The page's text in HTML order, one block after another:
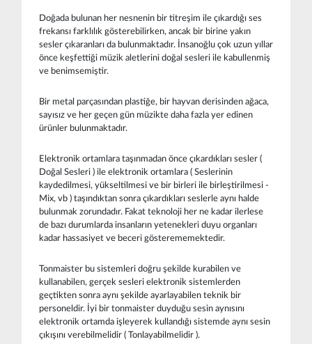
Doğada bulunan her nesnenin bir titreşim ile çıkardığı ses
frekansı farklılık gösterebilirken, ancak bir birine yakın
sesler çıkaranları da bulunmaktadır. İnsanoğlu çok uzun yıllar
önce keşfettiği müzik aletlerini doğal sesleri ile kabullenmiş
ve benimsemiştir.
Bir metal parçasından plastiğe, bir hayvan derisinden ağaca,
sayısız ve her geçen gün müzikte daha fazla yer edinen
ürünler bulunmaktadır.
Elektronik ortamlara taşınmadan önce çıkardıkları sesler (
Doğal Sesleri ) ile elektronik ortamlara ( Seslerinin
kaydedilmesi, yükseltilmesi ve bir birleri ile birleştirilmesi -
Mix, vb ) taşındıktan sonra çıkardıkları seslerle aynı halde
bulunmak zorundadır. Fakat teknoloji her ne kadar ilerlese
de bazı durumlarda insanların yetenekleri duyu organları
kadar hassasiyet ve beceri gösterememektedir.
Tonmaister bu sistemleri doğru şekilde kurabilen ve
kullanabilen, gerçek sesleri elektronik sistemlerden
geçtikten sonra aynı şekilde ayarlayabilen teknik bir
personeldir. İyi bir tonmaister duyduğu sesin aynısını
elektronik ortamda işleyerek kullandığı sistemde aynı sesin
çıkışını verebilmelidir ( Tonlayabilmelidir ).